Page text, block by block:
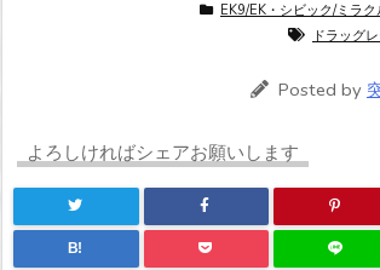
EK9/EK・シビック/ミラク
ドラッグ
Posted by
よろしければシェアお願いします
B!